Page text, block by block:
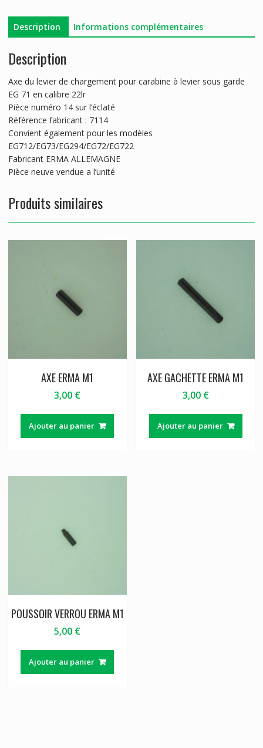
EG
71Description Informations complémentaires
Description
Axe du levier de chargement pour carabine à levier sous garde
EG 71 en calibre 22lr
Pièce numéro 14 sur l’éclaté
Référence fabricant : 7114
Convient également pour les modèles
EG712/EG73/EG294/EG72/EG722
Fabricant ERMA ALLEMAGNE
Pièce neuve vendue a l’unité
Produits similaires
AXE ERMA M1
3,00 €
Ajouter au panier
AXE GACHETTE ERMA M1
3,00 €
Ajouter au panier
POUSSOIR VERROU ERMA M1
5,00 €
Ajouter au panier